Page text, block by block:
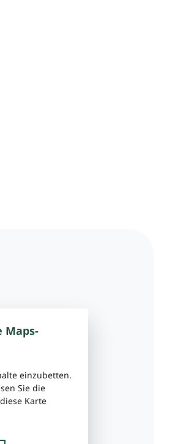
Maps-
einzubetten.
Sie die
Karte